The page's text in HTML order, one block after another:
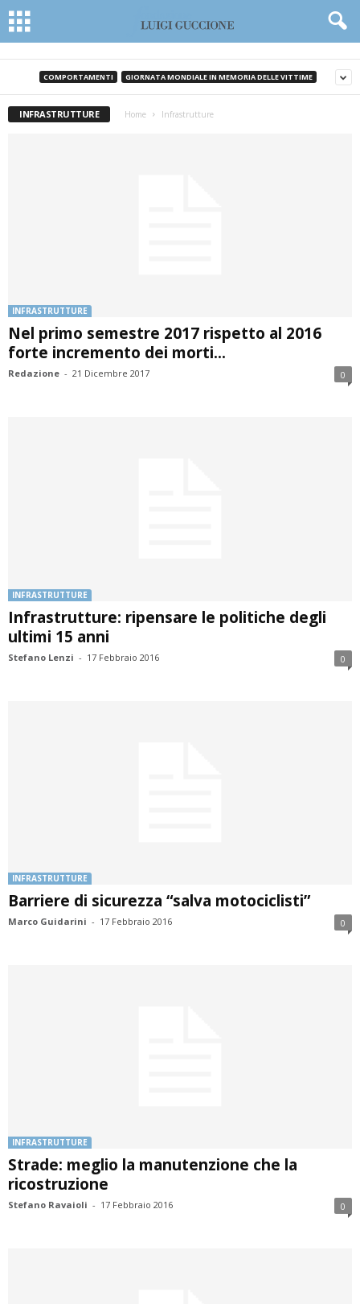
COMPORTAMENTI GIORNATA MONDIALE IN MEMORIA DELLE VITTIME
INFRASTRUTTURE Home Infrastrutture
INFRASTRUTTURE
Nel primo semestre 2017 rispetto al 2016
forte incremento dei morti...
Redazione - 21 Dicembre 2017 0
INFRASTRUTTURE
Infrastrutture: ripensare le politiche degli
ultimi 15 anni
Stefano Lenzi - 17 Febbraio 2016 0
INFRASTRUTTURE
Barriere di sicurezza “salva motociclisti”
Marco Guidarini - 17 Febbraio 2016 0
INFRASTRUTTURE
Strade: meglio la manutenzione che la
ricostruzione
Stefano Ravaioli - 17 Febbraio 2016 0